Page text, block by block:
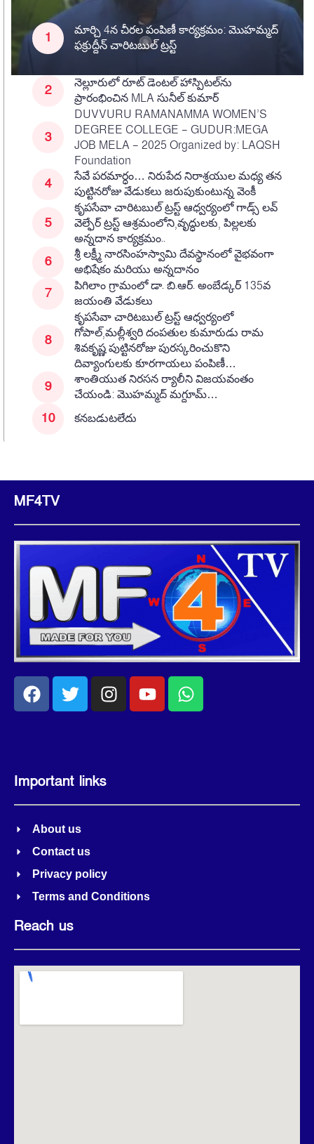
మార్చి 4న చీరల పంపిణీ కార్యక్రమం: మొహమ్మద్
ఫక్రుద్దీన్ చారిటబుల్ ట్రస్ట్
నెల్లూరులో రూట్ డెంటల్ హాస్పిటల్‌ను
ప్రారంభించిన MLA సునీల్ కుమార్
DUVVURU RAMANAMMA WOMEN’S
DEGREE COLLEGE – GUDUR:MEGA
JOB MELA – 2025 Organized by: LAQSH
Foundation
సేవే పరమార్ధం… నిరుపేద నిరాశ్రయుల మధ్య తన
పుట్టినరోజు వేడుకలు జరుపుకుంటున్న వెంకీ
కృపసేవా చారిటబుల్ ట్రస్ట్ ఆధ్వర్యంలో గాడ్స్ లవ్
వెల్ఫేర్ ట్రస్ట్ ఆశ్రమంలోని,వృద్ధులకు, పిల్లలకు
అన్నదాన కార్యక్రమం..
శ్రీ లక్ష్మీ నారసింహస్వామి దేవస్థానంలో వైభవంగా
అభిషేకం మరియు అన్నదానం
పిగిలాం గ్రామంలో డా. బి.ఆర్. అంబేడ్కర్ 135వ
జయంతి వేడుకలు
కృపసేవా చారిటబుల్ ట్రస్ట్ ఆధ్వర్యంలో
గోపాల్,మల్లీశ్వరి దంపతుల కుమారుడు రామ
శివకృష్ణ పుట్టినరోజు పురస్కరించుకొని
దివ్యాంగులకు కూరగాయలు పంపిణీ…
శాంతియుత నిరసన ర్యాలీని విజయవంతం
చేయండి: మొహమ్మద్ మగ్దూమ్…
కనబడుటలేదు
MF4TV
Important links
About us
Contact us
Privacy policy
Terms and Conditions
Reach us